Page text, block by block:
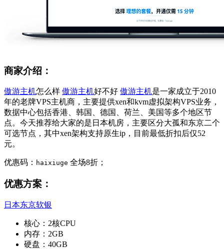
商家介绍：
傲游主机怎么样 傲游主机好不好 傲游主机是一家成立于2010
年的老牌VPS主机商，主要提供xen和kvm虚拟架构VPS业务，
数据中心包括香港、韩国、德国、荷兰、美国等多个地区节
点。今天推荐给大家的是日本机房，主要区分大孤和东京二个
可选节点，其中xen架构支持原生ip，目前最低折扣后仅52
元。
优惠码： haixiuge 全场8折；
优惠方案：
日本东京软银
核心：2核CPU
内存：2GB
硬盘：40GB